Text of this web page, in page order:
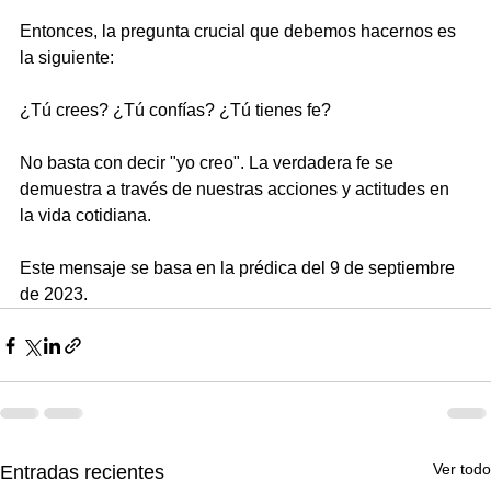
Entonces, la pregunta crucial que debemos hacernos es
la siguiente:
¿Tú crees? ¿Tú confías? ¿Tú tienes fe?
No basta con decir "yo creo". La verdadera fe se
demuestra a través de nuestras acciones y actitudes en
la vida cotidiana.
Este mensaje se basa en la prédica del 9 de septiembre
de 2023.
Entradas recientes Ver todo